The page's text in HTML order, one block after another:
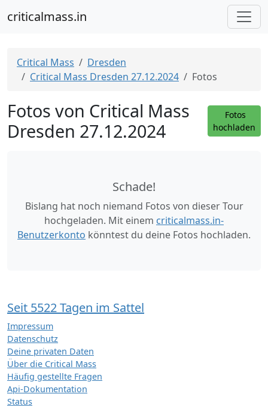
criticalmass.in
Critical Mass
Dresden
Critical Mass Dresden 27.12.2024
Fotos
Fotos von Critical Mass
Dresden 27.12.2024
Fotos
hochladen
Schade!
Bislang hat noch niemand Fotos von dieser Tour
hochgeladen. Mit einem criticalmass.in-
Benutzerkonto könntest du deine Fotos hochladen.
Seit 5522 Tagen im Sattel
Impressum
Datenschutz
Deine privaten Daten
Über die Critical Mass
Häufig gestellte Fragen
Api-Dokumentation
Status